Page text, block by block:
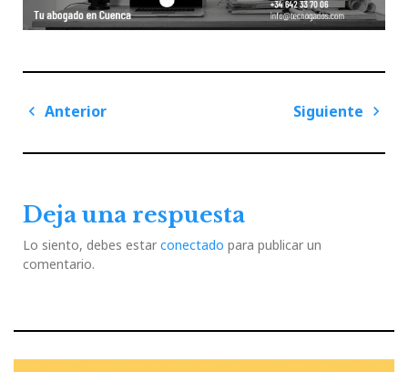
Navegación
entradas
Anterior
Siguiente
Deja una respuesta
Lo siento, debes estar conectado para publicar un
comentario.